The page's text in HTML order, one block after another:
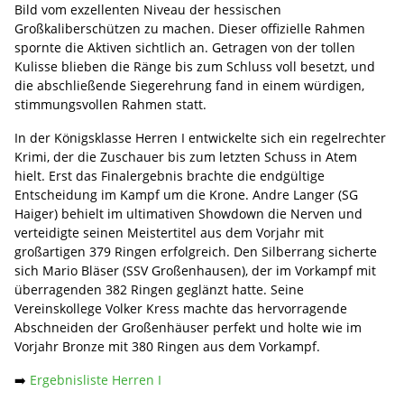
Bild vom exzellenten Niveau der hessischen
Großkaliberschützen zu machen. Dieser offizielle Rahmen
spornte die Aktiven sichtlich an. Getragen von der tollen
Kulisse blieben die Ränge bis zum Schluss voll besetzt, und
die abschließende Siegerehrung fand in einem würdigen,
stimmungsvollen Rahmen statt.
In der Königsklasse Herren I entwickelte sich ein regelrechter
Krimi, der die Zuschauer bis zum letzten Schuss in Atem
hielt. Erst das Finalergebnis brachte die endgültige
Entscheidung im Kampf um die Krone. Andre Langer (SG
Haiger) behielt im ultimativen Showdown die Nerven und
verteidigte seinen Meistertitel aus dem Vorjahr mit
großartigen 379 Ringen erfolgreich. Den Silberrang sicherte
sich Mario Bläser (SSV Großenhausen), der im Vorkampf mit
überragenden 382 Ringen geglänzt hatte. Seine
Vereinskollege Volker Kress machte das hervorragende
Abschneiden der Großenhäuser perfekt und holte wie im
Vorjahr Bronze mit 380 Ringen aus dem Vorkampf.
➡️ Ergebnisliste Herren I